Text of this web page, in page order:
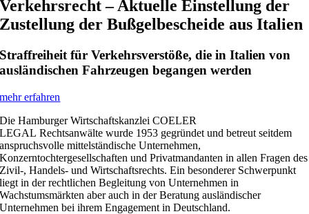
Verkehrsrecht – Aktuelle Einstellung der
Zustellung der Bußgelbescheide aus Italien
Straffreiheit für Verkehrsverstöße, die in Italien von
ausländischen Fahrzeugen begangen werden
mehr erfahren
Die Hamburger Wirtschaftskanzlei COELER
LEGAL Rechtsanwälte wurde 1953 gegründet und betreut seitdem
anspruchsvolle mittelständische Unternehmen,
Konzerntochtergesellschaften und Privatmandanten in allen Fragen des
Zivil-, Handels- und Wirtschaftsrechts. Ein besonderer Schwerpunkt
liegt in der rechtlichen Begleitung von Unternehmen in
Wachstumsmärkten aber auch in der Beratung ausländischer
Unternehmen bei ihrem Engagement in Deutschland.